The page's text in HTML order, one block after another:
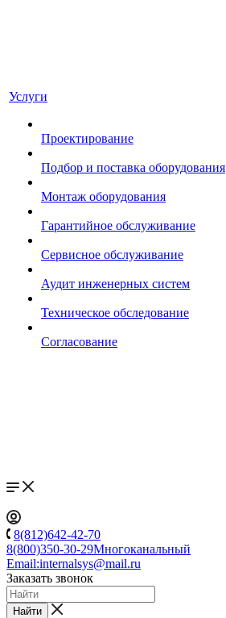
Услуги
Проектирование
Подбор и поставка оборудования
Монтаж оборудования
Гарантийное обслуживание
Сервисное обслуживание
Аудит инженерных систем
Техническое обследование
Согласование
8(812)642-42-70
8(800)350-30-29Многоканальный
Email:internalsys@mail.ru
Заказать звонок
Найти